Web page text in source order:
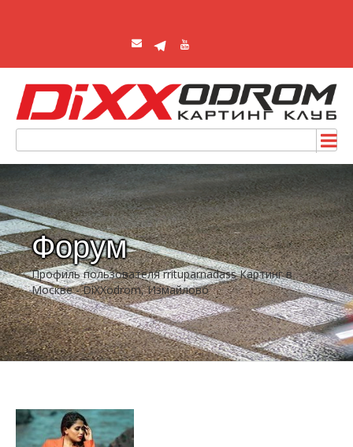
Форум
Профиль пользователя rrituparnadass Картинг в
Москве - DiXXodrom, Измайлово